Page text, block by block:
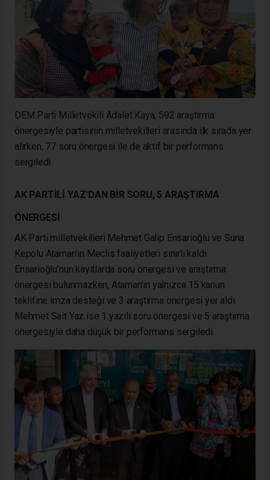
DEM Parti Milletvekili Adalet Kaya, 592 araştırma
önergesiyle partisinin milletvekilleri arasında ilk sırada yer
alırken, 77 soru önergesi ile de aktif bir performans
sergiledi.
AK PARTİLİ YAZ'DAN BİR SORU, 5 ARAŞTIRMA
ÖNERGESİ
AK Parti milletvekilleri Mehmet Galip Ensarioğlu ve Suna
Kepolu Ataman’ın Meclis faaliyetleri sınırlı kaldı.
Ensarioğlu’nun kayıtlarda soru önergesi ve araştırma
önergesi bulunmazken, Ataman’ın yalnızca 15 kanun
teklifine imza desteği ve 3 araştırma önergesi yer aldı.
Mehmet Sait Yaz ise 1 yazılı soru önergesi ve 5 araştırma
önergesiyle daha düşük bir performans sergiledi.